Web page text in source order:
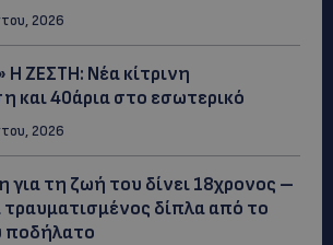
2026
Η ΖΕΣΤΗ: Νέα κίτρινη
και 40άρια στο εσωτερικό
2026
τη ζωή του δίνει 18χρονος –
τραυματισμένος δίπλα από το
ποδήλατο